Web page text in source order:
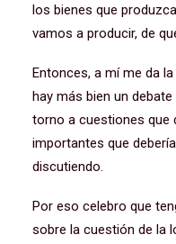
los bienes que
vamos a producir, de
Entonces, a mí me da
hay más bien un
torno a cuestiones que
importantes que
discutiendo.
Por eso celebro que
sobre la cuestión de la